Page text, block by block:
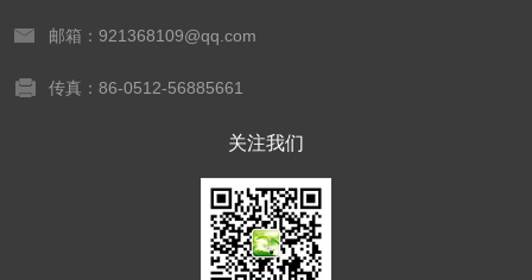
邮箱：921368109@qq.com
传真：86-0512-56885661
关注我们